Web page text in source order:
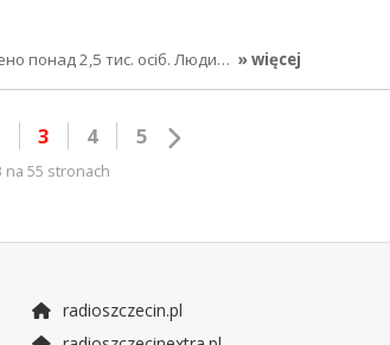
понад 2,5 тис. осіб. Люди… » więcej
3 4 5
na 55 stronach
radioszczecin.pl